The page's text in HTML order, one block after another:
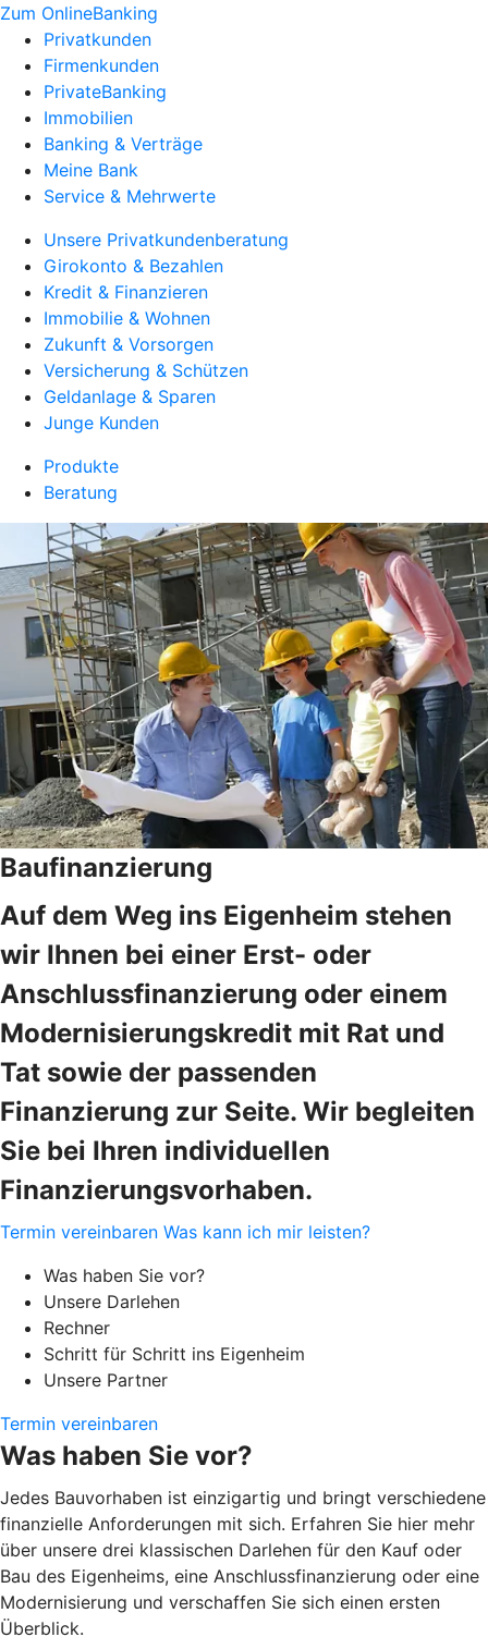
Zum OnlineBanking
Privatkunden
Firmenkunden
PrivateBanking
Immobilien
Banking & Verträge
Meine Bank
Service & Mehrwerte
Unsere Privatkundenberatung
Girokonto & Bezahlen
Kredit & Finanzieren
Immobilie & Wohnen
Zukunft & Vorsorgen
Versicherung & Schützen
Geldanlage & Sparen
Junge Kunden
Produkte
Beratung
Baufinanzierung
Auf dem Weg ins Eigenheim stehen
wir Ihnen bei einer Erst- oder
Anschlussfinanzierung oder einem
Modernisierungskredit mit Rat und
Tat sowie der passenden
Finanzierung zur Seite. Wir begleiten
Sie bei Ihren individuellen
Finanzierungsvorhaben.
Termin vereinbaren Was kann ich mir leisten?
Was haben Sie vor?
Unsere Darlehen
Rechner
Schritt für Schritt ins Eigenheim
Unsere Partner
Termin vereinbaren
Was haben Sie vor?
Jedes Bauvorhaben ist einzigartig und bringt verschiedene
finanzielle Anforderungen mit sich. Erfahren Sie hier mehr
über unsere drei klassischen Darlehen für den Kauf oder
Bau des Eigenheims, eine Anschlussfinanzierung oder eine
Modernisierung und verschaffen Sie sich einen ersten
Überblick.